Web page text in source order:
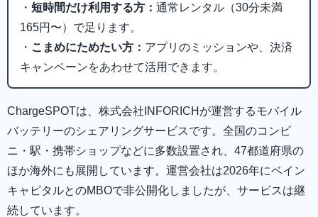
・ 短時間だけ利用する方： 通常レンタル（30分未満
165円〜）で足ります。
・ こまめにためたい方： アプリのミッションや、決済
キャンペーンをあわせて活用できます。
ChargeSPOTは、株式会社INFORICHが運営するモバイル
バッテリーのシェアリングサービスです。全国のコンビ
ニ・駅・携帯ショップなどに多数設置され、47都道府県の
ほか海外にも展開しています。運営会社は2026年にベイン
キャピタルとのMBOで非公開化しましたが、サービスは継
続しています。